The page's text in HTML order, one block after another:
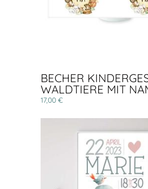
BECHER
WALDTIERE MIT
17,00 €